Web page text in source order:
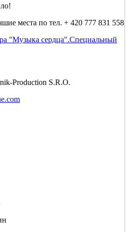
места по тел. + 420 777 831 558
"Музыка сердца".Специальный
Production S.R.O.